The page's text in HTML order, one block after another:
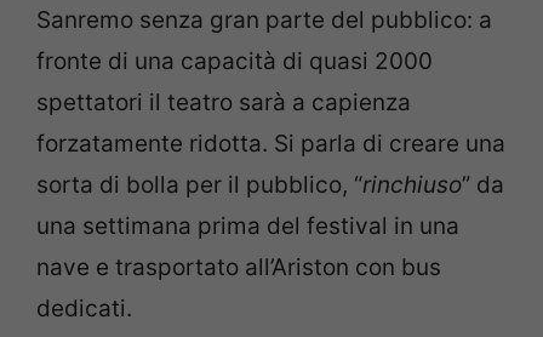
Sanremo senza gran parte del pubblico: a
fronte di una capacità di quasi 2000
spettatori il teatro sarà a capienza
forzatamente ridotta. Si parla di creare una
sorta di bolla per il pubblico, “rinchiuso” da
una settimana prima del festival in una
nave e trasportato all’Ariston con bus
dedicati.